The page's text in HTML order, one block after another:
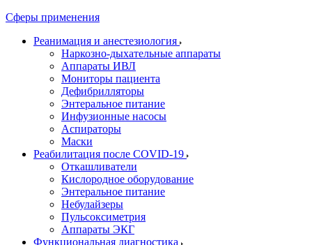
Сферы применения
Реанимация и анестезиология
Наркозно-дыхательные аппараты
Аппараты ИВЛ
Мониторы пациента
Дефибрилляторы
Энтеральное питание
Инфузионные насосы
Аспираторы
Маски
Реабилитация после COVID-19
Откашливатели
Кислородное оборудование
Энтеральное питание
Небулайзеры
Пульсоксиметрия
Аппараты ЭКГ
Функциональная диагностика